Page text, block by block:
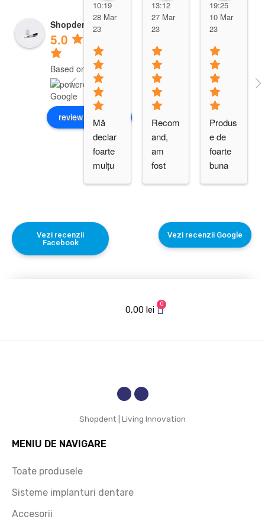
Shopdent Brasov
5.0
Based on 10 reviews
review us on
10:19
28 Mar
23
Mă
declar
foarte
mulțu
shopde
Produs
Recom
încred
13:12
27 Mar
23
Recom
and,
am
fost
produs
elor
19:25
10 Mar
23
Produs
e de
foarte
buna
favora
bile,
livrare
Vezi recenzii
Facebook
Vezi recenzii Google
0,00 lei
0
Shopdent | Living Innovation
MENIU DE NAVIGARE
Toate produsele
Sisteme implanturi dentare
Accesorii